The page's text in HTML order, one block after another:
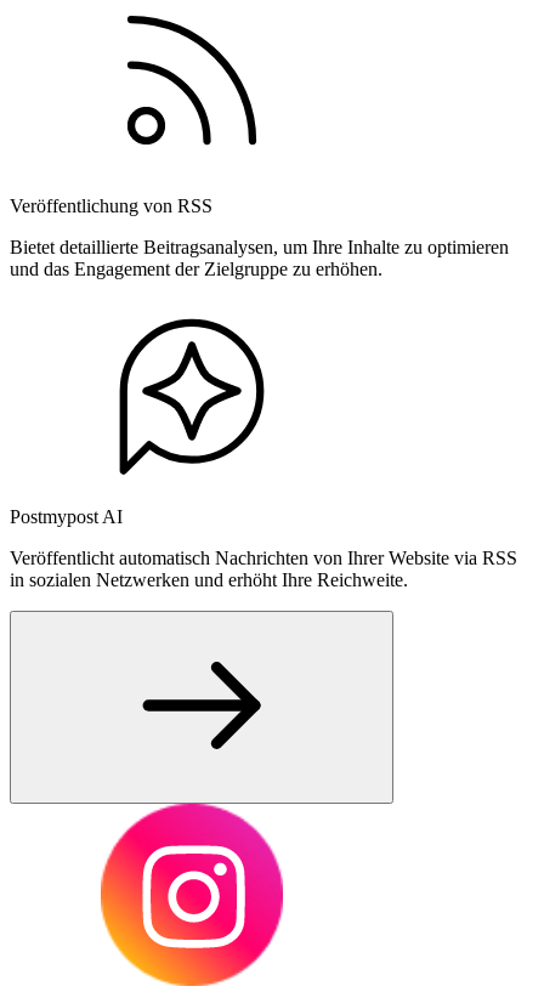
Veröffentlichung von RSS
Bietet detaillierte Beitragsanalysen, um Ihre Inhalte zu optimieren
und das Engagement der Zielgruppe zu erhöhen.
Postmypost AI
Veröffentlicht automatisch Nachrichten von Ihrer Website via RSS
in sozialen Netzwerken und erhöht Ihre Reichweite.